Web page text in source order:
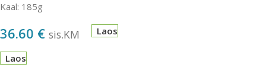
Kaal: 185g
36.60 € sis.KM Laos
Laos